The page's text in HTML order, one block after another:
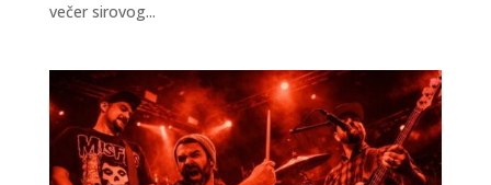
večer sirovog...